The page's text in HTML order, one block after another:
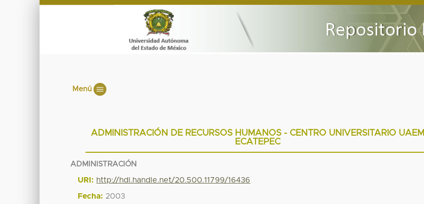
Menú
ADMINISTRACIÓN DE RECURSOS HUMANOS - CENTRO UNIVERSITARIO UAEM
ECATEPEC
ADMINISTRACIÓN
URI: http://hdl.handle.net/20.500.11799/16436
Fecha: 2003